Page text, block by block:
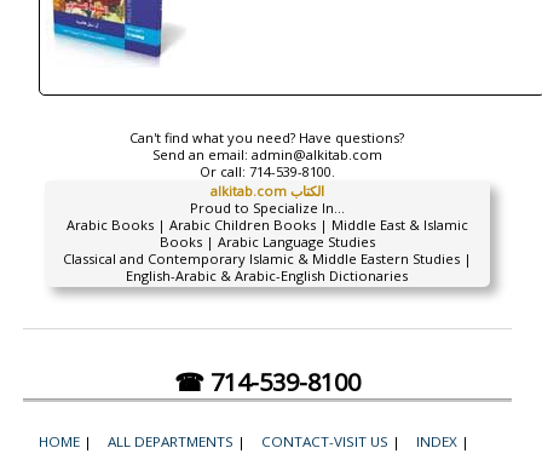
Can't find what you need? Have questions?
Send an email: admin@alkitab.com
Or call: 714-539-8100.
alkitab.com الكتاب
Proud to Specialize In...
Arabic Books | Arabic Children Books | Middle East & Islamic
Books | Arabic Language Studies
Classical and Contemporary Islamic & Middle Eastern Studies |
English-Arabic & Arabic-English Dictionaries
☎ 714-539-8100
HOME | ALL DEPARTMENTS | CONTACT-VISIT US | INDEX |